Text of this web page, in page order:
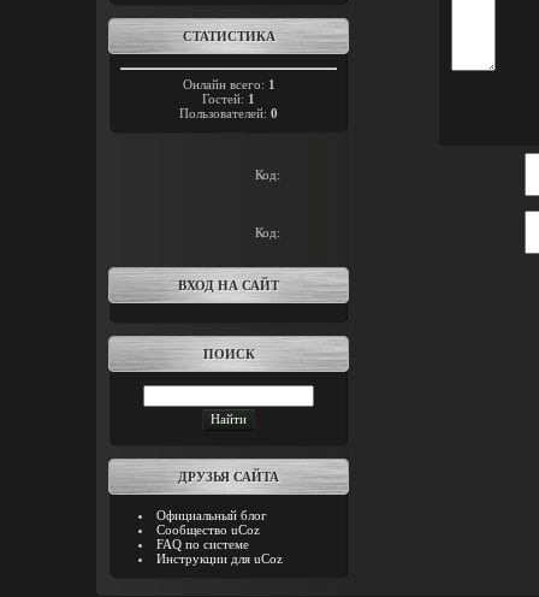
СТАТИСТИКА
Онлайн всего: 1
Гостей: 1
Пользователей: 0
Код:
Код:
ВХОД НА САЙТ
ПОИСК
ДРУЗЬЯ САЙТА
Официальный блог
Сообщество uCoz
FAQ по системе
Инструкции для uCoz